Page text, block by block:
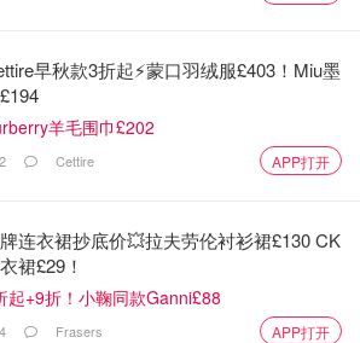
·柯林斯独自留在指令舱绕月飞行，
巴兹·奥尔德林探索月表期间，他也曾
48分钟。柯林斯在其回忆录中写道，在
己是“真正的孤独”。
官亡妻之名命名月球坑
感人的一幕：机组人员提议将月球上
“卡罗尔”，以纪念任务指挥官里德·怀斯
于2020年因癌症不幸去世，在过去
一直独自抚养他们的两个女儿。
早秋款3折起⚡️蒙口羽绒服£403！Miu墨
羊毛围巾£202
2 Cettire APP打开
连衣裙抄底价💥拉夫劳伦衬衫裙£130 CK
裙£29！
起+9折！小鞠同款Ganni£88
4 Frasers APP打开